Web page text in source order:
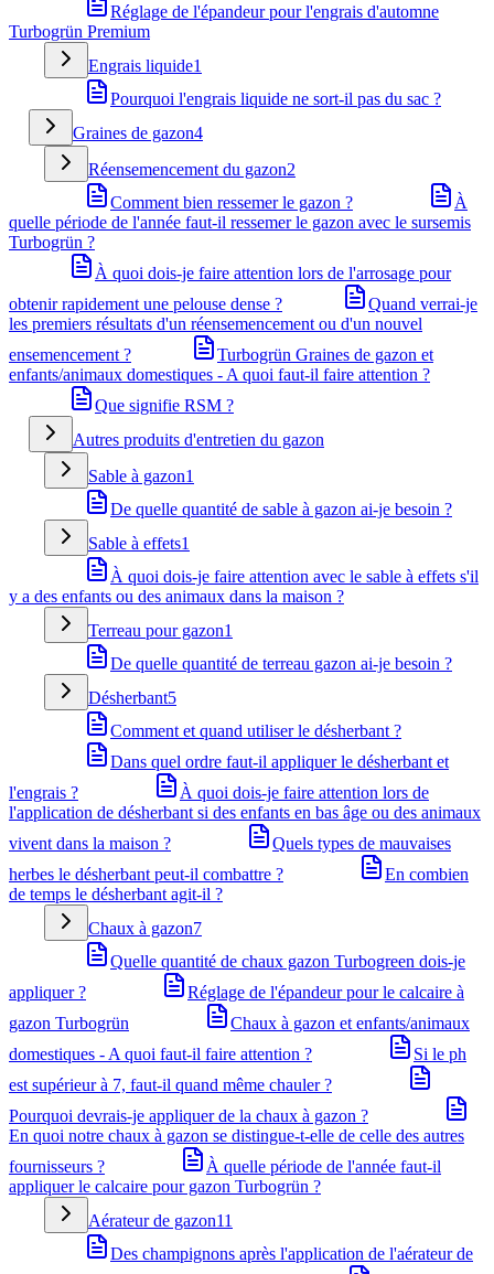
Réglage de l'épandeur pour l'engrais d'automne
Turbogrün Premium
Engrais liquide1
Pourquoi l'engrais liquide ne sort-il pas du sac ?
Graines de gazon4
Réensemencement du gazon2
Comment bien ressemer le gazon ?
À
quelle période de l'année faut-il ressemer le gazon avec le sursemis
Turbogrün ?
À quoi dois-je faire attention lors de l'arrosage pour
obtenir rapidement une pelouse dense ?
Quand verrai-je
les premiers résultats d'un réensemencement ou d'un nouvel
ensemencement ?
Turbogrün Graines de gazon et
enfants/animaux domestiques - A quoi faut-il faire attention ?
Que signifie RSM ?
Autres produits d'entretien du gazon
Sable à gazon1
De quelle quantité de sable à gazon ai-je besoin ?
Sable à effets1
À quoi dois-je faire attention avec le sable à effets s'il
y a des enfants ou des animaux dans la maison ?
Terreau pour gazon1
De quelle quantité de terreau gazon ai-je besoin ?
Désherbant5
Comment et quand utiliser le désherbant ?
Dans quel ordre faut-il appliquer le désherbant et
l'engrais ?
À quoi dois-je faire attention lors de
l'application de désherbant si des enfants en bas âge ou des animaux
vivent dans la maison ?
Quels types de mauvaises
herbes le désherbant peut-il combattre ?
En combien
de temps le désherbant agit-il ?
Chaux à gazon7
Quelle quantité de chaux gazon Turbogreen dois-je
appliquer ?
Réglage de l'épandeur pour le calcaire à
gazon Turbogrün
Chaux à gazon et enfants/animaux
domestiques - A quoi faut-il faire attention ?
Si le ph
est supérieur à 7, faut-il quand même chauler ?
Pourquoi devrais-je appliquer de la chaux à gazon ?
En quoi notre chaux à gazon se distingue-t-elle de celle des autres
fournisseurs ?
À quelle période de l'année faut-il
appliquer le calcaire pour gazon Turbogrün ?
Aérateur de gazon11
Des champignons après l'application de l'aérateur de